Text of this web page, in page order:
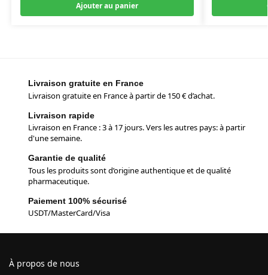
Ajouter au panier
Livraison gratuite en France
Livraison gratuite en France à partir de 150 € d’achat.
Livraison rapide
Livraison en France : 3 à 17 jours. Vers les autres pays: à partir
d'une semaine.
Garantie de qualité
Tous les produits sont d’origine authentique et de qualité
pharmaceutique.
Paiement 100% sécurisé
USDT/MasterCard/Visa
À propos de nous